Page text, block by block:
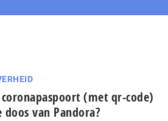
(met qr-code)
doos van Pandora?